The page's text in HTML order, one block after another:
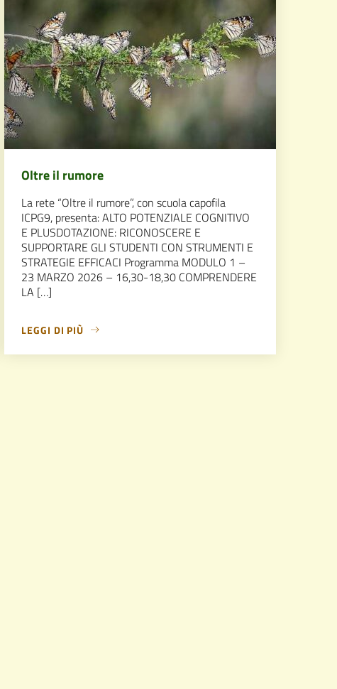
Oltre il rumore
La rete “Oltre il rumore”, con scuola capofila
ICPG9, presenta: ALTO POTENZIALE COGNITIVO
E PLUSDOTAZIONE: RICONOSCERE E
SUPPORTARE GLI STUDENTI CON STRUMENTI E
STRATEGIE EFFICACI Programma MODULO 1 –
23 MARZO 2026 – 16,30-18,30 COMPRENDERE
LA […]
LEGGI DI PIÙ